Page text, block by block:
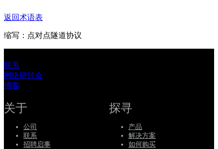
持
务
何
购
买
资
返回术语表
缩写： 点对点隧道协议
联系
网络研讨会
博客
关于
公司
联系
招聘启事
探寻
产品
解决方案
如何购买